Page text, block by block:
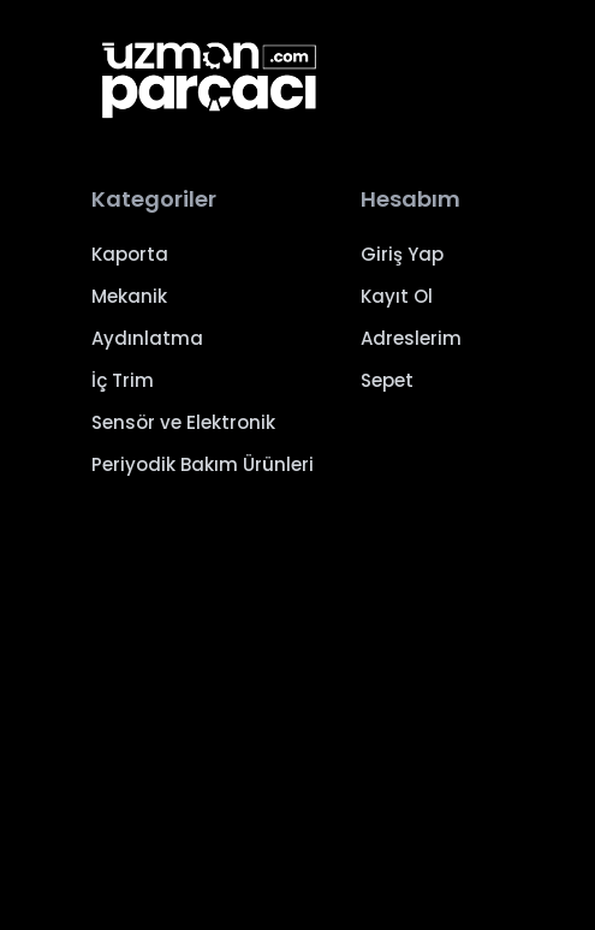
Kategoriler
Kaporta
Mekanik
Aydınlatma
İç Trim
Sensör ve Elektronik
Periyodik Bakım Ürünleri
Hesabım
Giriş Yap
Kayıt Ol
Adreslerim
Sepet